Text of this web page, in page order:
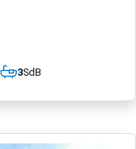
3SdB